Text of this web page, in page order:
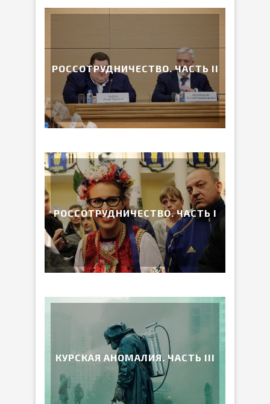
РОССОТРУДНИЧЕСТВО. ЧАСТЬ II
РОССОТРУДНИЧЕСТВО. ЧАСТЬ I
КУРСКАЯ АНОМАЛИЯ. ЧАСТЬ III